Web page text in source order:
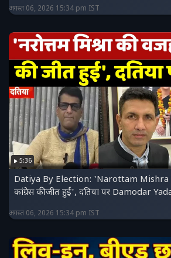
अगस्त 06, 2026 15:34 pm IST
5:36
Datiya By Election: 'Narottam Mishra
कांग्रेस की जीत हुई', दतिया पर Damodar
अगस्त 06, 2026 15:34 pm IST